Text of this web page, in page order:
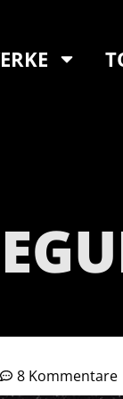
8 Kommentare